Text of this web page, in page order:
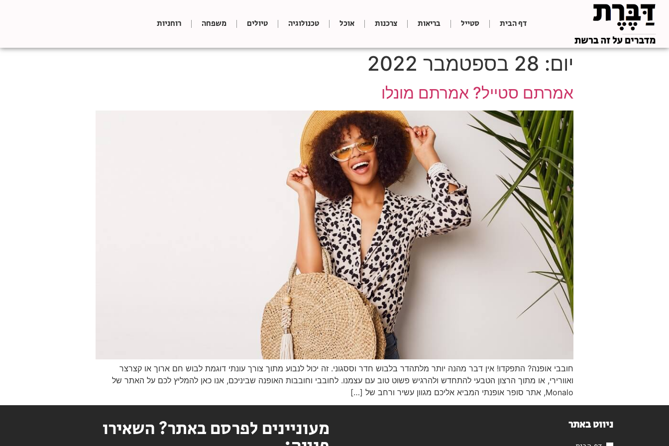
דף הבית סטייל בריאות צרכנות אוכל טכנולוגיה טיולים משפחה רוחניות
יום: 28 בספטמבר 2022
אמרתם סטייל? אמרתם מונלו
חובבי אופנה? התפקדו! אין דבר מהנה יותר מלתהדר בלבוש חדר וססגוני. זה יכול לנבוע מתוך צורך עונתי דוגמת לבוש חם ארוך או קצרצר
ואוורירי, או מתוך הרצון הטבעי להתחדש ולהרגיש פשוט טוב עם עצמנו. לחובבי וחובבות האופנה שביניכם, אנו כאן להמליץ לכם על האתר של
Monalo, אתר סופר אופנתי המביא אליכם מגוון עשיר ורחב של […]
ניווט באתר מעוניינים לפרסם באתר? השאירו